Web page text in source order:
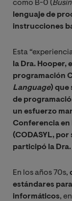
como B-0 (
lenguaje de
instrucciones
Esta
la Dra. Hooper,
programación
Language) que
de
un esfuerzo
Conferencia en
(CODASYL, por
participó la
En los años 70s,
estándares
informáticos,